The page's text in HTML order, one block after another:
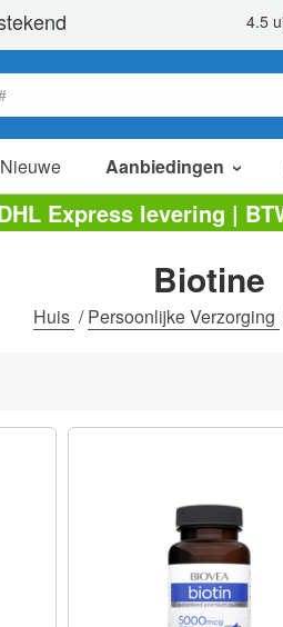
Nieuwe Aanbiedingen
Express levering |
Biotine
Huis /Persoonlijke Verzorging